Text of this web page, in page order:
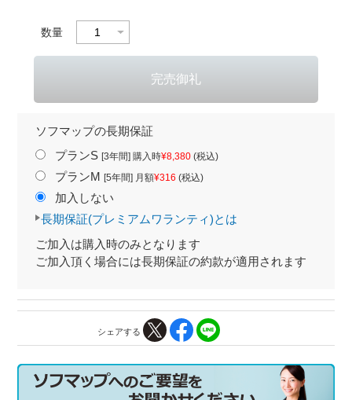
数量
ソフマップの長期保証
プランS [3年間] 購入時¥8,380(税込)
プランM [5年間] 月額¥316 (税込)
加入しない
長期保証(プレミアムワランティ)とは
ご加入は購入時のみとなります
ご加入頂く場合には長期保証の約款が適用されます
シェアする